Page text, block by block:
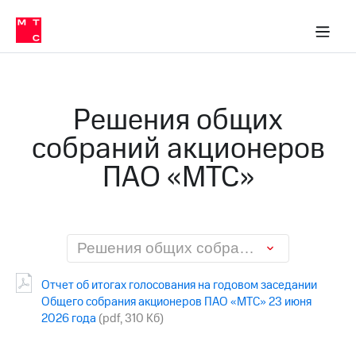
Медиа-центр
и акционерам
Устойчивое развитие
Комплаенс и деловая этика
компании
Карьера
в МТС
История
компании
Правовая
информация
Контакты
Медиа-центр
в МТС
Пресс-
релизы
Решения общих
собраний акционеров
ПАО «МТС»
Решения общих собраний акционеров ПАО «МТС»
Отчет об итогах голосования на годовом заседании
Общего собрания акционеров ПАО «МТС» 23 июня
2026 года (pdf, 310 Кб)